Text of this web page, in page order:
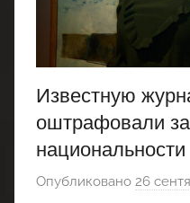
Известную
оштрафовали
национальности
Опубликовано 26